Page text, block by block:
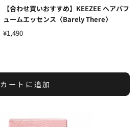
【合わせ買いおすすめ】KEEZEE ヘアパフ
ュームエッセンス〈Barely There〉
¥1,490
カートに追加